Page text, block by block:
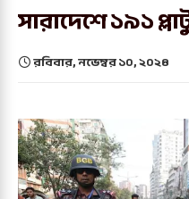
সারাদেশে ১৯১
রবিবার, নভেম্বর ১০, ২০২৪